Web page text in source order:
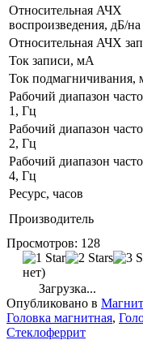
Относительная АЧХ
воспроизведения, дБ/на
Относительная АЧХ
Ток записи, мА
Ток подмагничивания,
Рабочий диапазон
1, Гц
Рабочий диапазон
2, Гц
Рабочий диапазон
4, Гц
Ресурс, часов
Производитель
Просмотров: 128
нет)
Загрузка...
Опубликовано в
Головка магнитная,
Стеклоферрит